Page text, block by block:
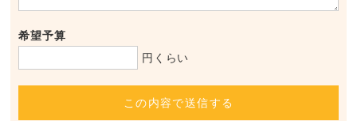
希望予算
円くらい
この内容で送信する